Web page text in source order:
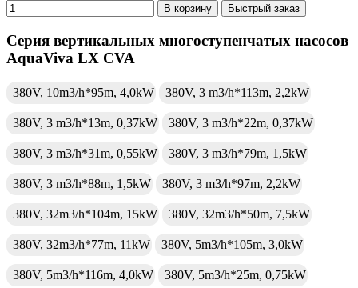
В корзину Быстрый заказ
Серия вертикальных многоступенчатых насосов
AquaViva LX CVA
380V, 10m3/h*95m, 4,0kW 380V, 3 m3/h*113m, 2,2kW
380V, 3 m3/h*13m, 0,37kW 380V, 3 m3/h*22m, 0,37kW
380V, 3 m3/h*31m, 0,55kW 380V, 3 m3/h*79m, 1,5kW
380V, 3 m3/h*88m, 1,5kW 380V, 3 m3/h*97m, 2,2kW
380V, 32m3/h*104m, 15kW 380V, 32m3/h*50m, 7,5kW
380V, 32m3/h*77m, 11kW 380V, 5m3/h*105m, 3,0kW
380V, 5m3/h*116m, 4,0kW 380V, 5m3/h*25m, 0,75kW